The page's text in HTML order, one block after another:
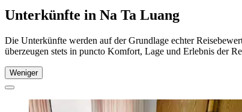
Unterkünfte in Na Ta Luang
Die Unterkünfte werden auf der Grundlage echter
überzeugen stets in puncto Komfort, Lage und Erlebnis der
Weniger